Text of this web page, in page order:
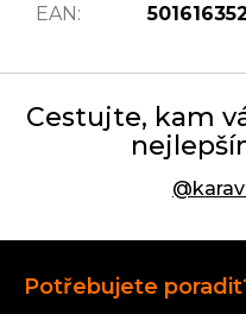
EAN:
Cestujte, kam
Potřebujete